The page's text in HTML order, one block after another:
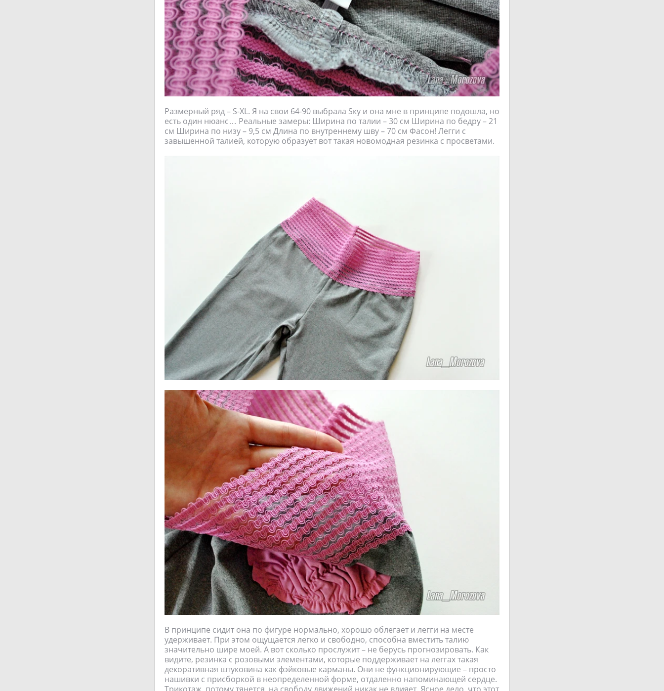
Размерный ряд – S-XL. Я на свои 64-90 выбрала Sку и она мне в принципе подошла, но
есть один нюанс… Реальные замеры: Ширина по талии – 30 см Ширина по бедру – 21
см Ширина по низу – 9,5 см Длина по внутреннему шву – 70 см Фасон! Легги с
завышенной талией, которую образует вот такая новомодная резинка с просветами.
В принципе сидит она по фигуре нормально, хорошо облегает и легги на месте
удерживает. При этом ощущается легко и свободно, способна вместить талию
значительно шире моей. А вот сколько прослужит – не берусь прогнозировать. Как
видите, резинка с розовыми элементами, которые поддерживает на леггах такая
декоративная штуковина как фэйковые карманы. Они не функционирующие – просто
нашивки с присборкой в неопределенной форме, отдаленно напоминающей сердце.